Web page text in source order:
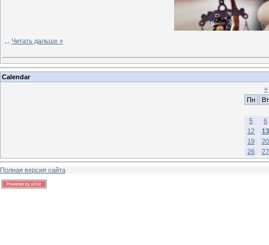
Читать дальше »
Calendar
«
Пн
Вт
5
6
12
13
19
20
26
27
Полная версия сайта